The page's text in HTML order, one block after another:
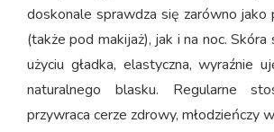
doskonale sprawdza się zarówno jako
(także pod makijaż), jak i na noc.
użyciu gładka, elastyczna, wyraźnie
naturalnego blasku. Regularne
przywraca cerze zdrowy, młodzieńczy